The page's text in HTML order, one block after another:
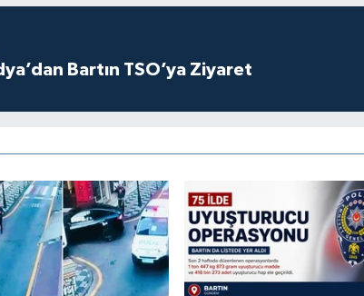
Bartın TSO’ya Ziyaret